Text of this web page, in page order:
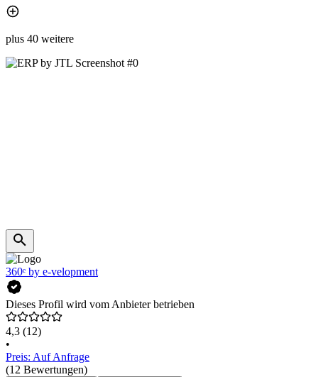
plus 40 weitere
360ᵉ by e-velopment
Dieses Profil wird vom Anbieter betrieben
4,3 (12)
•
Preis: Auf Anfrage
(12 Bewertungen)